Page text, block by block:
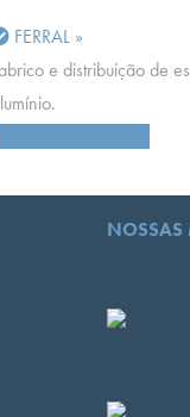
FERRAL »
e distribuição de
NOSSAS